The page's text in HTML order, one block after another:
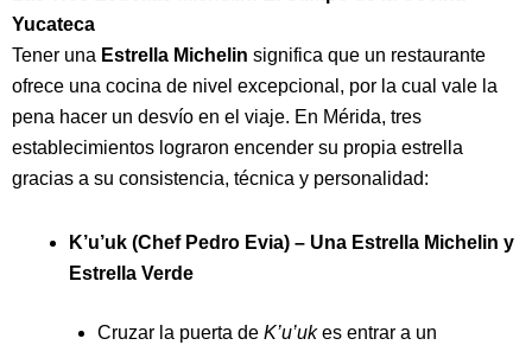
Yucateca
Tener una Estrella Michelin significa que un restaurante
ofrece una cocina de nivel excepcional, por la cual vale la
pena hacer un desvío en el viaje. En Mérida, tres
establecimientos lograron encender su propia estrella
gracias a su consistencia, técnica y personalidad:
K’u’uk (Chef Pedro Evia) – Una Estrella Michelin y
Estrella Verde
Cruzar la puerta de K’u’ukes entrar a un